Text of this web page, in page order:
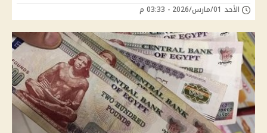
الأحد 01/مارس/2026 - 03:33 م